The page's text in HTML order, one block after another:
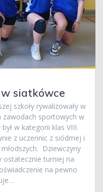
siatkówce
szkoły rywalizowały w
zawodach sportowych w
w kategorii klas VIII.
z uczennic z siódmej i
Dziewczyny
ostatecznie turniej na
na pewno